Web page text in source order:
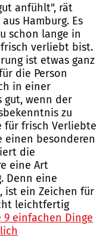
anfühlt", rät
aus Hamburg. Es
schon lange in
verliebt bist.
ist etwas ganz
die Person
in einer
gut, wenn der
zu
für frisch Verliebte
einen besonderen
die
eine Art
Denn eine
ist ein Zeichen für
leichtfertig
9 einfachen Dinge